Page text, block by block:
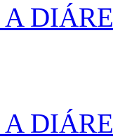
DIÁRE
DIÁRE